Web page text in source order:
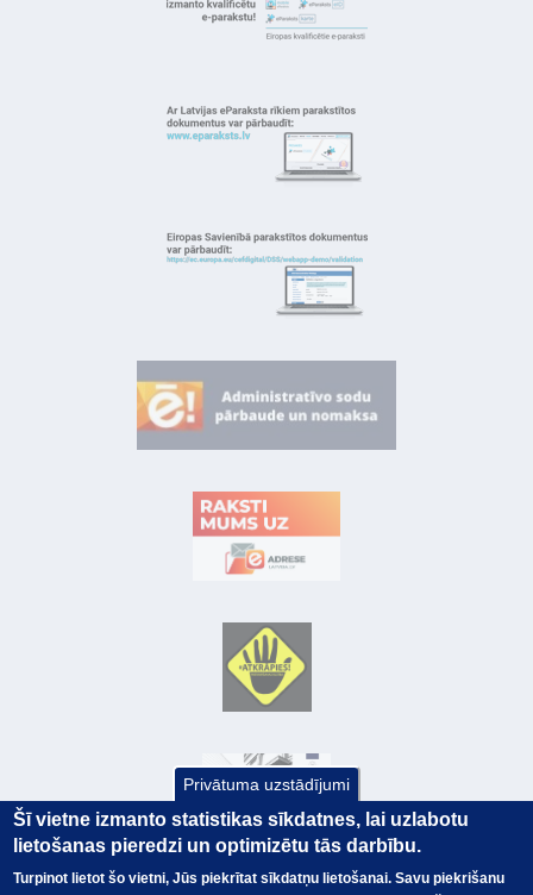
Privātuma uzstādījumi
Šī vietne izmanto statistikas sīkdatnes, lai uzlabotu
lietošanas pieredzi un optimizētu tās darbību.
Turpinot lietot šo vietni, Jūs piekrītat sīkdatņu lietošanai. Savu piekrišanu